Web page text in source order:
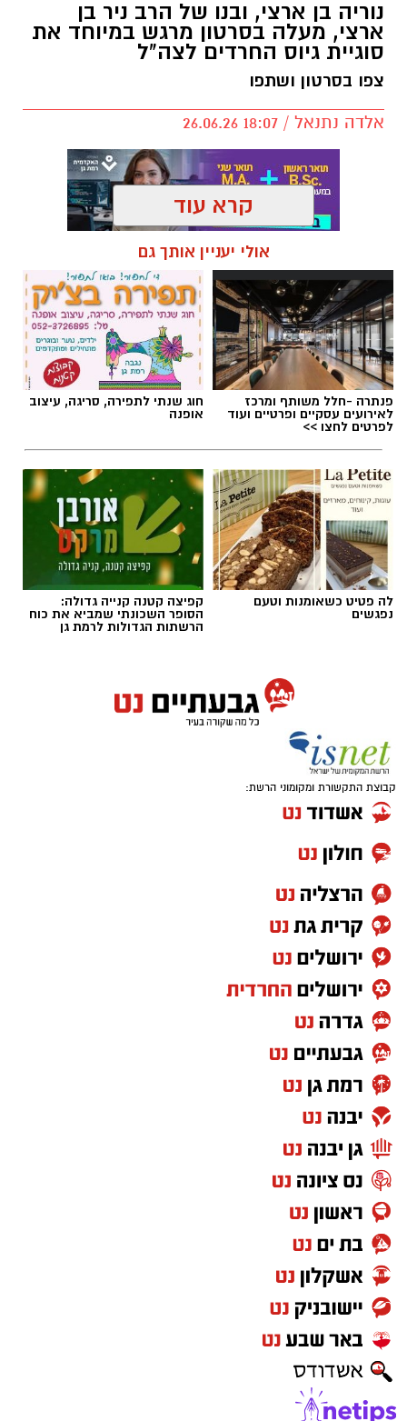
נוריה בן ארצי, ובנו של הרב ניר בן
ארצי, מעלה בסרטון מרגש במיוחד את
סוגיית גיוס החרדים לצה"ל
צפו בסרטון ושתפו
אלדה נתנאל / 18:07 26.06.26
נוריה בן ארצי
קרא עוד
אולי יעניין אותך גם
פנתרה -חלל משותף ומרכז
לאירועים עסקיים ופרטיים ועוד
לפרטים לחצו >>
חוג שנתי לתפירה, סריגה, עיצוב
אופנה
לה פטיט כשאומנות וטעם
נפגשים
קפיצה קטנה קנייה גדולה:
הסופר השכונתי שמביא את כוח
הרשתות הגדולות לרמת גן
קבוצת התקשורת ומקומוני הרשת: